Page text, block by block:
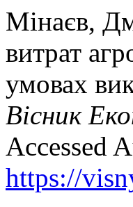
Мінаєв,
витрат
умовах
Вісник
Accessed
https://